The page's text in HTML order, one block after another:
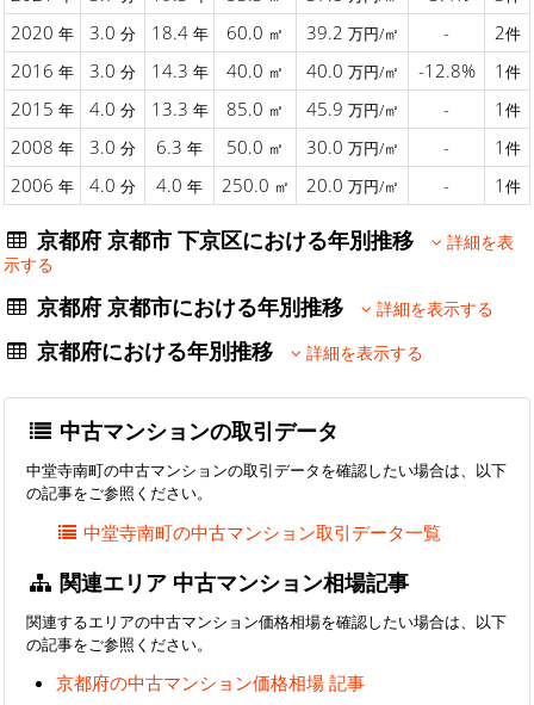
2020 年 3.0 分 18.4 年 60.0 ㎡ 39.2 万円/㎡ - 2件
2016 年 3.0 分 14.3 年 40.0 ㎡ 40.0 万円/㎡ -12.8% 1 件
2015 年 4.0 分 13.3 年 85.0 ㎡ 45.9 万円/㎡ - 1 件
2008 年 3.0 分 6.3 年 50.0 ㎡ 30.0 万円/㎡ - 1 件
2006 年 4.0 分 4.0 年 250.0 ㎡ 20.0 万円/㎡ - 1 件
京都府 京都市 下京区における年別推移
詳細を表
示する
京都府 京都市における年別推移 詳細を表示する
京都府における年別推移 詳細を表示する
中古マンションの取引データ
中堂寺南町の中古マンションの取引データを確認したい場合は、以下
の記事をご参照ください。
中堂寺南町の中古マンション取引データ一覧
関連エリア 中古マンション相場記事
関連するエリアの中古マンション価格相場を確認したい場合は、以下
の記事をご参照ください。
京都府の中古マンション価格相場 記事